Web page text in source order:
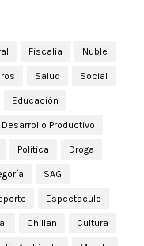
Fiscalia Ñuble
Salud Social
Educación
Desarrollo Productivo
Politica Droga
SAG
Espectaculo
Chillan Cultura